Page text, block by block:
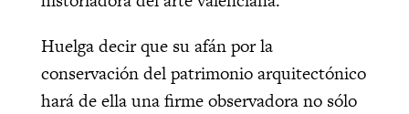
Huelga decir que su afán por la
conservación del patrimonio arquitectónico
hará de ella una firme observadora no sólo